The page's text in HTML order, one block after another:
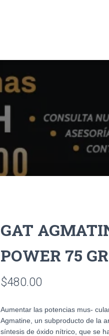
GAT
POWER 75 GR
$480.00
Aumentar las potencias mus-
Agmatine, un subproducto de la
síntesis de óxido nítrico, que se